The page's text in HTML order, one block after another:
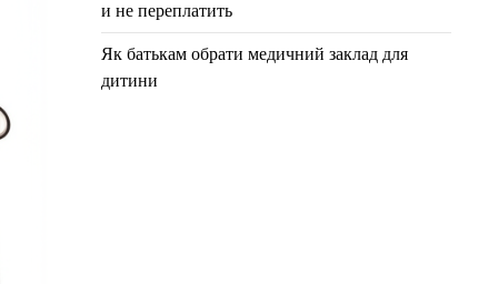
и не переплатить
Як батькам обрати медичний заклад для
дитини